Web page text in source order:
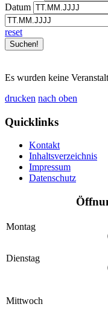
Datum
reset
Es wurden keine
drucken nach oben
Quicklinks
Kontakt
Inhaltsverzeichnis
Impressum
Datenschutz
Montag
Dienstag
Mittwoch